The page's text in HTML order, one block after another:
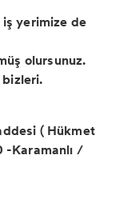
iş yerimize de
olursunuz.
( Hükmet
-Karamanlı /